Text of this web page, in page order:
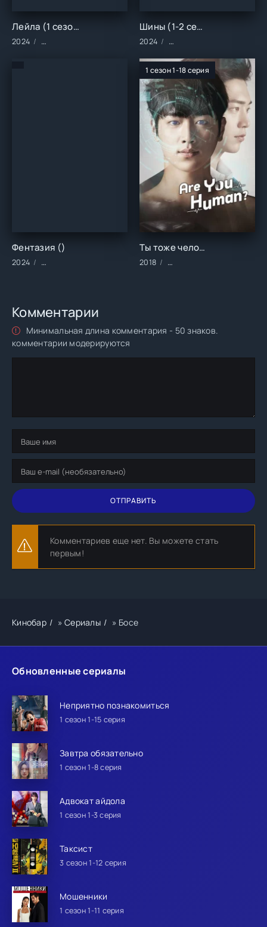
Обновленные сериалы
Неприятно познакомиться
1 сезон 1-15 серия
Завтра обязательно
1 сезон 1-8 серия
Адвокат айдола
1 сезон 1-3 серия
Таксист
3 сезон 1-12 серия
Мошенники
1 сезон 1-11 серия
Лейла (1 сезон)
2024 Сериалы/2024 год/Зарубежные/Турецкие/Драма/
Шины (1-2 сезон)
2024 Сериалы/2024 год/
Фентазия ()
2024 Фильмы/2024 год/Зарубежные/Триллеры
1 сезон 1-18 серия
Ты тоже человек? (1 сезон)
2018 Сериалы/2018 год/
Комментарии
Минимальная длина комментария - 50 знаков.
комментарии модерируются
ОТПРАВИТЬ
Комментариев еще нет. Вы можете стать
первым!
Кинобар »Сериалы » Босе